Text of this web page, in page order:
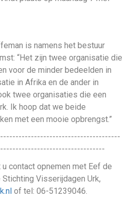
is namens het bestuur
“Het zijn twee organisatie die
voor de minder bedeelden in
in Afrika en de ander in
twee organisaties die een
Ik hoop dat we beide
met een mooie opbrengst.”
contact opnemen met Eef de
Visserijdagen Urk,
of tel: 06-51239046.